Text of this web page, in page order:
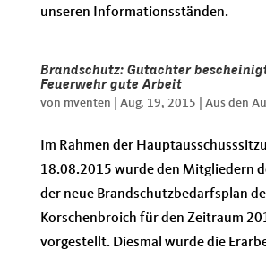
unseren Informationsständen.
Brandschutz: Gutachter
Feuerwehr gute Arbeit
von mventen Aug. 19, 2015 Aus den
Im Rahmen der
18.08.2015 wurde den Mitgliedern
der neue Brandschutzbedarfsplan
Korschenbroich für den Zeitraum
vorgestellt. Diesmal wurde die